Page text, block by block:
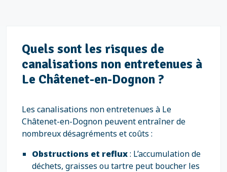
Quels sont les risques de
canalisations non entretenues à
Le Châtenet-en-Dognon ?
Les canalisations non entretenues à Le
Châtenet-en-Dognon peuvent entraîner de
nombreux désagréments et coûts :
Obstructions et reflux: L’accumulation de
déchets, graisses ou tartre peut boucher les